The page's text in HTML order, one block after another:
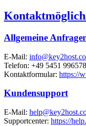
Allgemeine
E-Mail:
Telefon: +49 5451 996578
Kontaktformular: https://
Kundensupport
E-Mail:
Supportcenter: https://